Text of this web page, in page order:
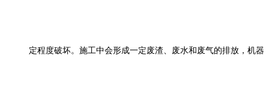
定程度破坏。施工中会形成一定废渣、废水和废气的排放，机器